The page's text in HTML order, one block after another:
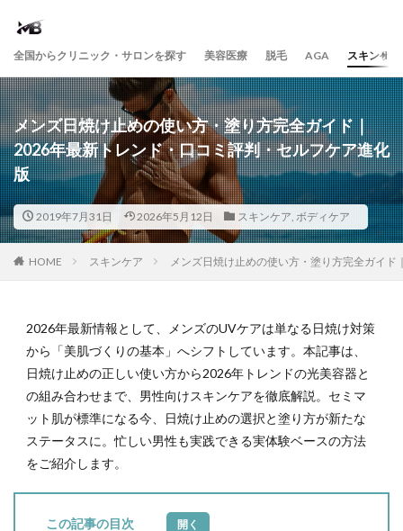
全国からクリニック・サロンを探す 美容医療 脱毛 AGA スキンケア
メンズ日焼け止めの使い方・塗り方完全ガイド｜
2026年最新トレンド・口コミ評判・セルフケア進化
版
2019年7月31日 2026年5月12日 スキンケア, ボディケア
HOME スキンケア メンズ日焼け止めの使い方・塗り方完全ガイ
2026年最新情報として、メンズのUVケアは単なる日焼け対策
から「美肌づくりの基本」へシフトしています。本記事は、
日焼け止めの正しい使い方から2026年トレンドの光美容器と
の組み合わせまで、男性向けスキンケアを徹底解説。セミマ
ット肌が標準になる今、日焼け止めの選択と塗り方が新たな
ステータスに。忙しい男性も実践できる実体験ベースの方法
をご紹介します。
目次